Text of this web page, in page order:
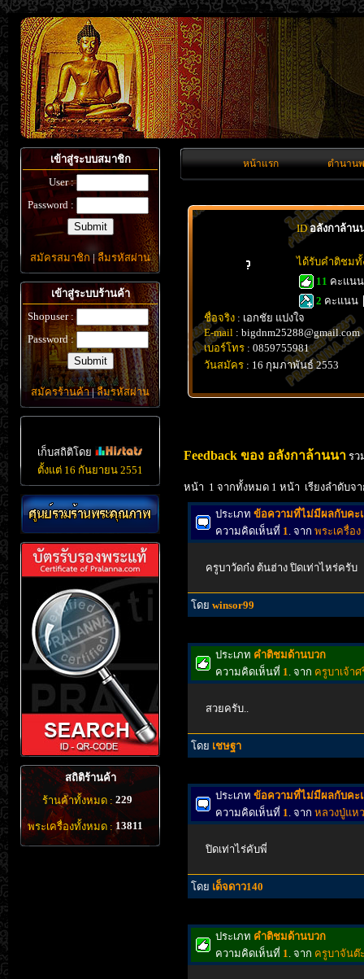
เข้าสู่ระบบสมาชิก
User :
Password :
สมัครสมาชิก|ลืมรหัสผ่าน
เข้าสู่ระบบร้านค้า
Shopuser :
Password :
สมัครร้านค้า|ลืมรหัสผ่าน
เก็บสถิติโดย
ตั้งแต่ 16 กันยายน 2551
สถิติร้านค้า
ร้านค้าทั้งหมด : 229
พระเครื่องทั้งหมด : 13811
หน้าแรก ตำนาน
ID อลังกาล้าน
ได้รับคำติชม
11 คะแน
2 คะแนน
ชื่อจริง : เอกชัย แปงใจ
E-mail : bigdnm25288@gmail.com
เบอร์โทร : 0859755981
วันสมัคร : 16 กุมภาพันธ์ 2553
Feedback ของ อลังกาล้านนา รว
หน้า 1 จากทั้งหมด 1 หน้า เรียงลำดับจา
ประเภท ข้อความที่ไม่มีผลกับคะ
ความคิดเห็นที่ 1. จาก พระเครื่อ
ครูบาวัดก๋ง ต้นฮ่าง ปิดเท่าไหร่ครับ
โดย winsor99
ประเภท คำติชมด้านบวก
ความคิดเห็นที่ 1. จาก ครูบาเจ้า
สวยครับ..
โดย เชษฐา
ประเภท ข้อความที่ไม่มีผลกับคะ
ความคิดเห็นที่ 1. จาก หลวงปู่แห
ปิดเท่าไร่คับพี่
โดย เด็จดาว140
ประเภท คำติชมด้านบวก
ความคิดเห็นที่ 1. จาก ครูบาจันต๊